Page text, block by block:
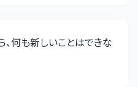
何も新しいことはできな